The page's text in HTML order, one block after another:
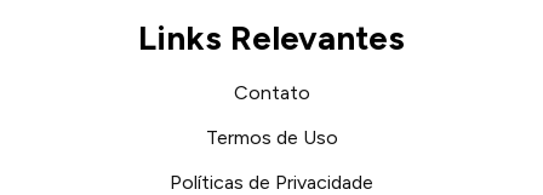
Links Relevantes
Contato
Termos de Uso
Políticas de Privacidade